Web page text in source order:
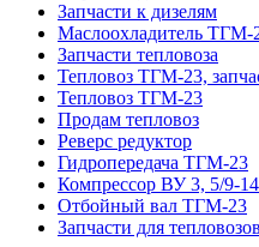
Запчасти к дизелям
Маслоохладитель ТГМ-
Запчасти тепловоза
Тепловоз ТГМ-23,
Тепловоз ТГМ-23
Продам тепловоз
Реверс редуктор
Гидропередача ТГМ-23
Компрессор ВУ 3, 5/9-
Отбойный вал ТГМ-23
Запчасти для